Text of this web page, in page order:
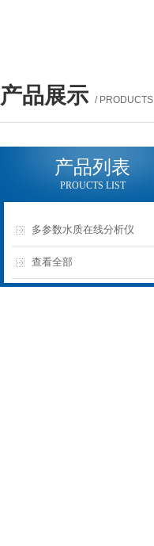
产品展示 / PRODUCTS
产品列表
PROUCTS LIST
多参数水质在线分析仪
查看全部